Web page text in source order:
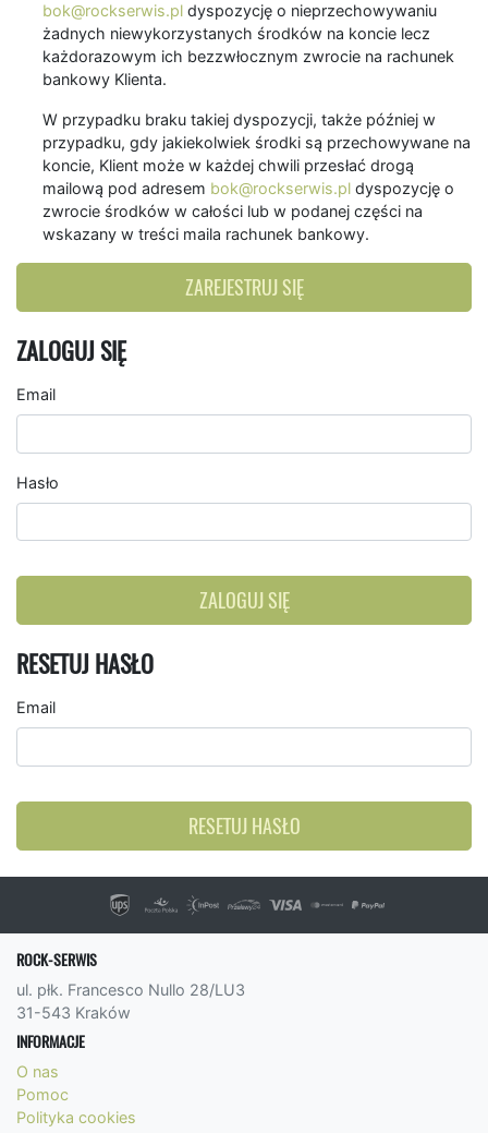
bok@rockserwis.pl dyspozycję o nieprzechowywaniu
żadnych niewykorzystanych środków na koncie lecz
każdorazowym ich bezzwłocznym zwrocie na rachunek
bankowy Klienta.
W przypadku braku takiej dyspozycji, także później w
przypadku, gdy jakiekolwiek środki są przechowywane na
koncie, Klient może w każdej chwili przesłać drogą
mailową pod adresem bok@rockserwis.pl dyspozycję o
zwrocie środków w całości lub w podanej części na
wskazany w treści maila rachunek bankowy.
ZAREJESTRUJ SIĘ
ZALOGUJ SIĘ
Email
Hasło
ZALOGUJ SIĘ
RESETUJ HASŁO
Email
RESETUJ HASŁO
ROCK-SERWIS
ul. płk. Francesco Nullo 28/LU3
31-543 Kraków
INFORMACJE
O nas
Pomoc
Polityka cookies